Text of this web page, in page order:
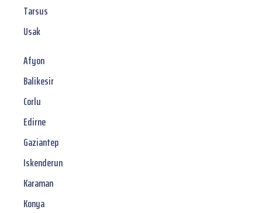
Tarsus
Usak
Afyon
Balikesir
Corlu
Edirne
Gaziantep
Iskenderun
Karaman
Konya